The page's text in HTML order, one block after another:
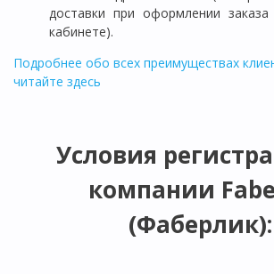
доставки при оформлении
кабинете).
Подробнее обо всех преимуществах
читайте здесь
Условия
компании
(Фаберлик):